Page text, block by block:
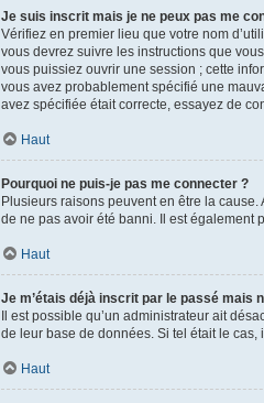
Je suis inscrit mais je ne peux pas me
Vérifiez en premier lieu que votre nom
vous devrez suivre les instructions que
vous puissiez ouvrir une session ; cette
vous avez probablement spécifié une
avez spécifiée était correcte, essayez de
Haut
Pourquoi ne puis-je pas me connecter ?
Plusieurs raisons peuvent en être la
de ne pas avoir été banni. Il est également
Haut
Je m’étais déjà inscrit par le passé mais
Il est possible qu’un administrateur ait
de leur base de données. Si tel était le
Haut